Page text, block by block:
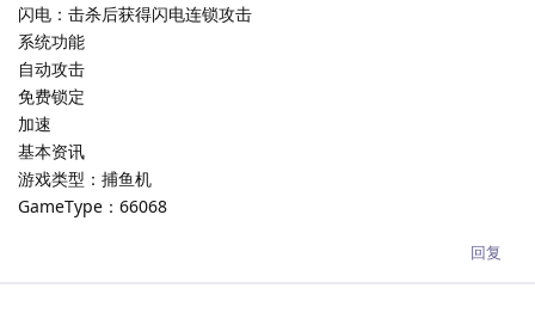
闪电：击杀后获得闪电连锁攻击
系统功能
自动攻击
免费锁定
加速
基本资讯
游戏类型：捕鱼机
GameType：66068
回复